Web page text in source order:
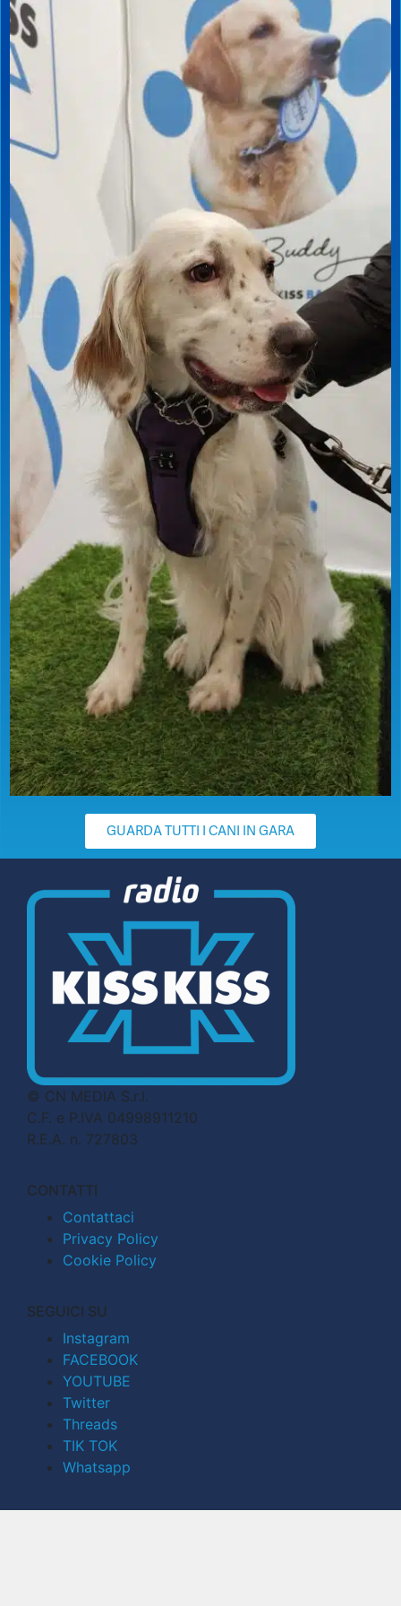
GUARDA TUTTI I CANI IN GARA
© CN MEDIA S.r.l.
C.F. e P.IVA 04998911210
R.E.A. n. 727803
CONTATTI
Contattaci
Privacy Policy
Cookie Policy
SEGUICI SU
Instagram
FACEBOOK
YOUTUBE
Twitter
Threads
TIK TOK
Whatsapp